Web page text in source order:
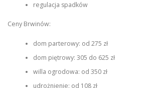
regulacja spadków
Ceny Brwinów:
dom parterowy: od 275 zł
dom piętrowy: 305 do 625 zł
willa ogrodowa: od 350 zł
udrożnienie: od 108 zł